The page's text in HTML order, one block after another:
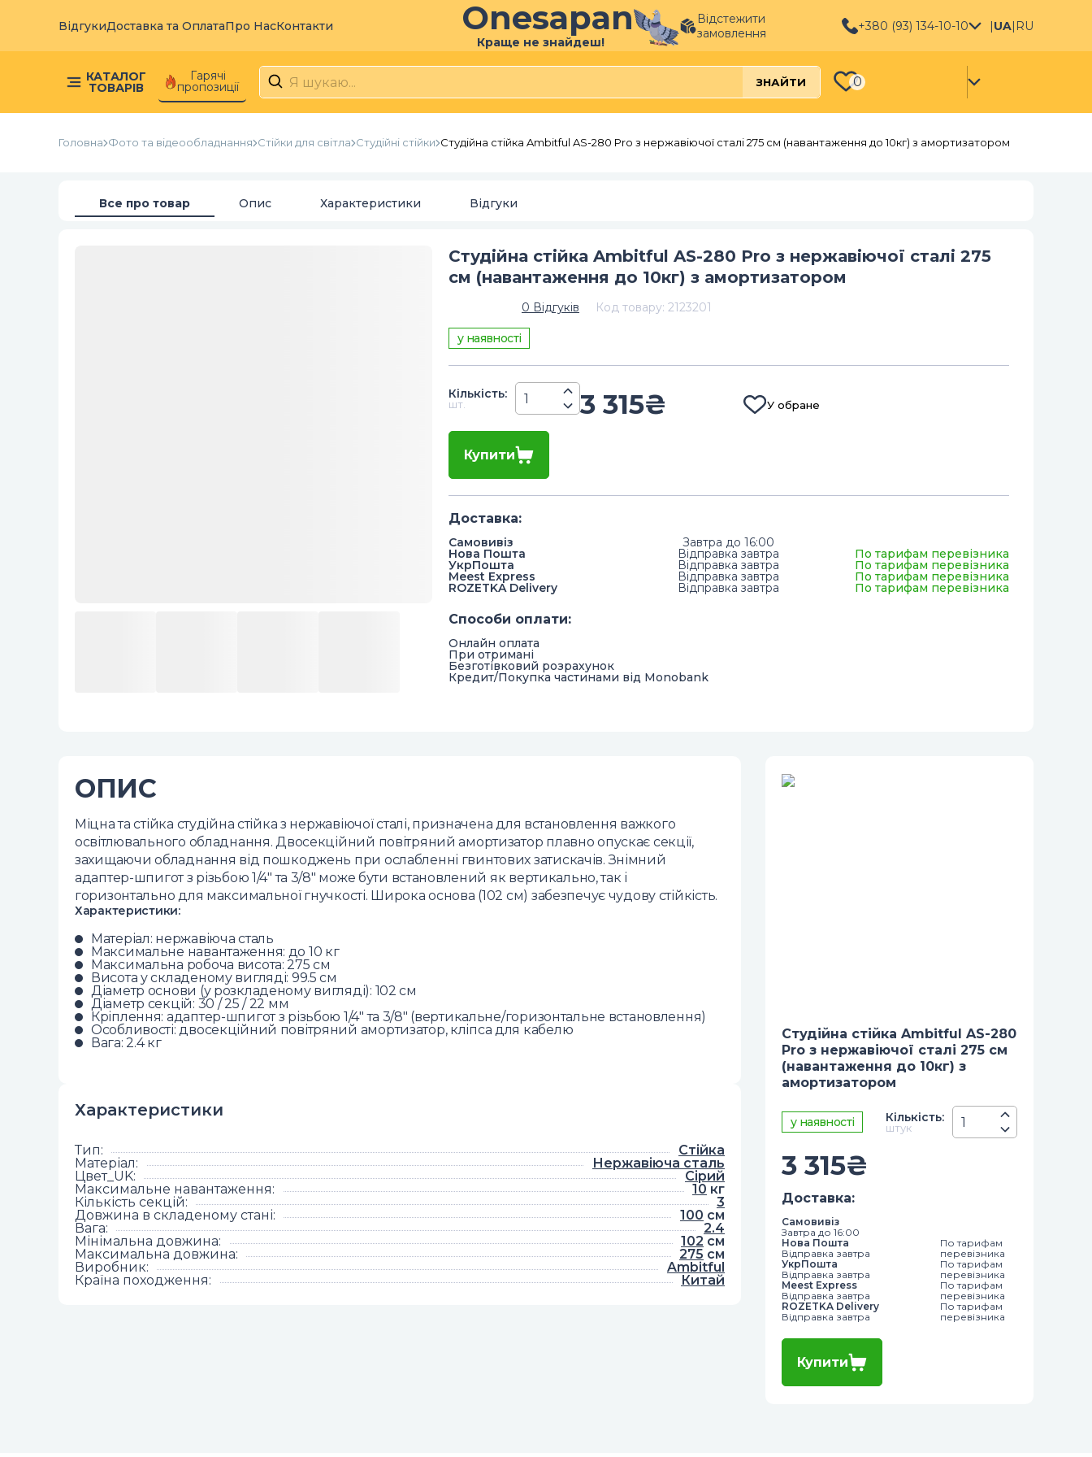
ВідгукиДоставка та ОплатаПро НасКонтакти Onesapan
Краще не знайдеш!
Відстежити
замовлення
+380 (93) 134-10-10 |UA| RU
КАТАЛОГ
ТОВАРІВ
Гарячі
пропозиції ЗНАЙТИ 0
Головна Фото та відеообладнання Стійки для світла Студійні стійки Студійна стійка Ambitful AS-280 Pro з нержавіючої сталі 275 см (навантаження до 10кг) з амортизатором
Все про товар Опис Характеристики Відгуки
Студійна стійка Ambitful AS-280 Pro з нержавіючої сталі 275
см (навантаження до 10кг) з амортизатором
0 Відгуків Код товару: 2123201
у наявності
Кiлькiсть:
шт. 3 315₴ У обране
Купити
Доставка:
Самовивіз Завтра до 16:00
Нова Пошта Відправка завтра По тарифам перевізника
УкрПошта Відправка завтра По тарифам перевізника
Meest Express Відправка завтра По тарифам перевізника
ROZETKA Delivery Відправка завтра По тарифам перевізника
Способи оплати:
Онлайн оплата
При отримані
Безготівковий розрахунок
Кредит/Покупка частинами від Monobank
ОПИС
Міцна та стійка студійна стійка з нержавіючої сталі, призначена для встановлення важкого
освітлювального обладнання. Двосекційний повітряний амортизатор плавно опускає секції,
захищаючи обладнання від пошкоджень при ослабленні гвинтових затискачів. Знімний
адаптер-шпигот з різьбою 1/4" та 3/8" може бути встановлений як вертикально, так і
горизонтально для максимальної гнучкості. Широка основа (102 см) забезпечує чудову стійкість.
Характеристики:
Матеріал: нержавіюча сталь
Максимальне навантаження: до 10 кг
Максимальна робоча висота: 275 см
Висота у складеному вигляді: 99.5 см
Діаметр основи (у розкладеному вигляді): 102 см
Діаметр секцій: 30 / 25 / 22 мм
Кріплення: адаптер-шпигот з різьбою 1/4" та 3/8" (вертикальне/горизонтальне встановлення)
Особливості: двосекційний повітряний амортизатор, кліпса для кабелю
Вага: 2.4 кг
Характеристики
Тип:
Стійка
Матеріал:
Нержавіюча сталь
Цвет_UK:
Сірий
Максимальне навантаження: 10 кг
Кількість секцій:
3
Довжина в складеному стані: 100 см
Вага:
2.4
Мінімальна довжина: 102 см
Максимальна довжина: 275 см
Виробник:
Ambitful
Країна походження: Китай
Студійна стійка Ambitful AS-280
Pro з нержавіючої сталі 275 см
(навантаження до 10кг) з
амортизатором
у наявності Кiлькiсть:
штук
3 315₴
Доставка:
Самовивіз
Завтра до 16:00
Нова Пошта
Відправка завтра
По тарифам
перевізника
УкрПошта
Відправка завтра
По тарифам
перевізника
Meest Express
Відправка завтра
По тарифам
перевізника
ROZETKA Delivery
Відправка завтра
По тарифам
перевізника
Купити